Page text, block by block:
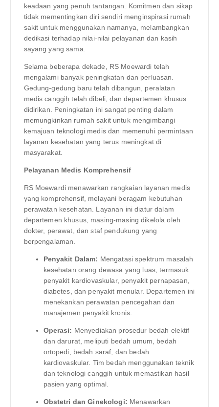
keadaan yang penuh tantangan. Komitmen dan sikap
tidak mementingkan diri sendiri menginspirasi rumah
sakit untuk menggunakan namanya, melambangkan
dedikasi terhadap nilai-nilai pelayanan dan kasih
sayang yang sama.
Selama beberapa dekade, RS Moewardi telah
mengalami banyak peningkatan dan perluasan.
Gedung-gedung baru telah dibangun, peralatan
medis canggih telah dibeli, dan departemen khusus
didirikan. Peningkatan ini sangat penting dalam
memungkinkan rumah sakit untuk mengimbangi
kemajuan teknologi medis dan memenuhi permintaan
layanan kesehatan yang terus meningkat di
masyarakat.
Pelayanan Medis Komprehensif
RS Moewardi menawarkan rangkaian layanan medis
yang komprehensif, melayani beragam kebutuhan
perawatan kesehatan. Layanan ini diatur dalam
departemen khusus, masing-masing dikelola oleh
dokter, perawat, dan staf pendukung yang
berpengalaman.
Penyakit Dalam: Mengatasi spektrum masalah
kesehatan orang dewasa yang luas, termasuk
penyakit kardiovaskular, penyakit pernapasan,
diabetes, dan penyakit menular. Departemen ini
menekankan perawatan pencegahan dan
manajemen penyakit kronis.
Operasi: Menyediakan prosedur bedah elektif
dan darurat, meliputi bedah umum, bedah
ortopedi, bedah saraf, dan bedah
kardiovaskular. Tim bedah menggunakan teknik
dan teknologi canggih untuk memastikan hasil
pasien yang optimal.
Obstetri dan Ginekologi: Menawarkan